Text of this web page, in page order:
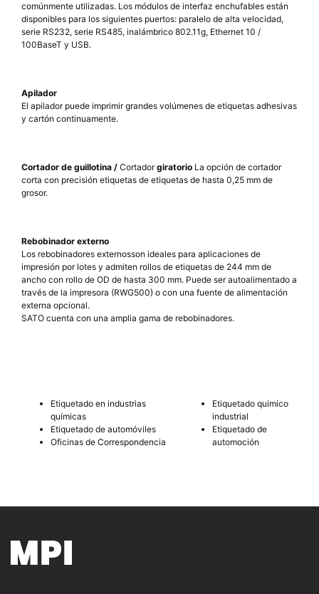
comúnmente utilizadas. Los módulos de interfaz enchufables están
disponibles para los siguientes puertos: paralelo de alta velocidad,
serie RS232, serie RS485, inalámbrico 802.11g, Ethernet 10 /
100BaseT y USB.
Apilador
El apilador puede imprimir grandes volúmenes de etiquetas adhesivas
y cartón continuamente.
Cortador de guillotina / Cortadorgiratorio La opción de cortador
corta con precisión etiquetas de etiquetas de hasta 0,25 mm de
grosor.
Rebobinador externo
Los rebobinadores externosson ideales para aplicaciones de
impresión por lotes y admiten rollos de etiquetas de 244 mm de
ancho con rollo de OD de hasta 300 mm. Puede ser autoalimentado a
través de la impresora (RWG500) o con una fuente de alimentación
externa opcional.
SATO cuenta con una amplia gama de rebobinadores.
Etiquetado en industrias
químicas
Etiquetado de automóviles
Oficinas de Correspondencia
Etiquetado químico
industrial
Etiquetado de
automoción